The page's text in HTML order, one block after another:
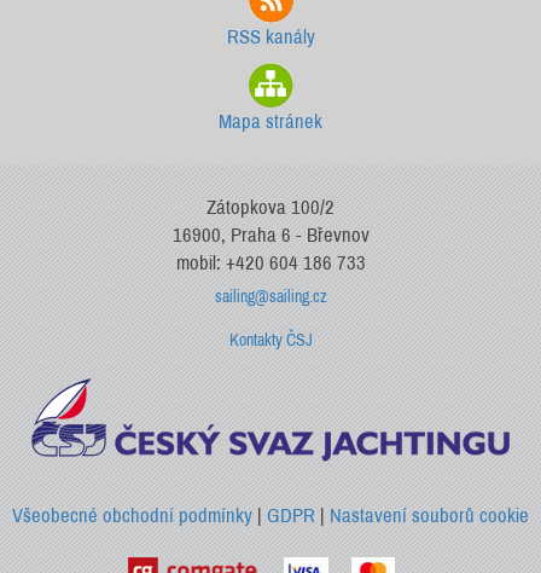
RSS kanály
Mapa stránek
Zátopkova 100/2
16900, Praha 6 - Břevnov
mobil: +420 604 186 733
sailing@sailing.cz
Kontakty ČSJ
Všeobecné obchodní podmínky |GDPR Nastavení souborů cookie